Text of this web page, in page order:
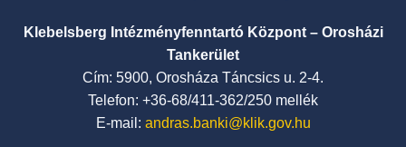
Klebelsberg Intézményfenntartó Központ – Orosházi
Tankerület
Cím: 5900, Orosháza Táncsics u. 2-4.
Telefon: +36-68/411-362/250 mellék
E-mail: andras.banki@klik.gov.hu